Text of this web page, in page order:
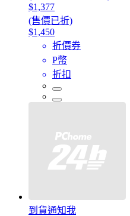
$1,377
(售價已折)
$1,450
折價券
P幣
折扣
到貨通知我